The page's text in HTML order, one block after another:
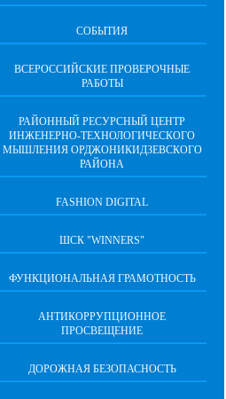
СОБЫТИЯ
ВСЕРОССИЙСКИЕ ПРОВЕРОЧНЫЕ
РАБОТЫ
РАЙОННЫЙ РЕСУРСНЫЙ ЦЕНТР
ИНЖЕНЕРНО-ТЕХНОЛОГИЧЕСКОГО
МЫШЛЕНИЯ ОРДЖОНИКИДЗЕВСКОГО
РАЙОНА
FASHION DIGITAL
ШСК "WINNERS"
ФУНКЦИОНАЛЬНАЯ ГРАМОТНОСТЬ
АНТИКОРРУПЦИОННОЕ
ПРОСВЕЩЕНИЕ
ДОРОЖНАЯ БЕЗОПАСНОСТЬ